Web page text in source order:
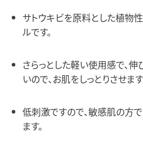
サトウキビを原料とした植物
ルです。
さらっとした軽い使用感で、
いので、お肌をしっとりさせます
低刺激ですので、敏感肌の方
ます。